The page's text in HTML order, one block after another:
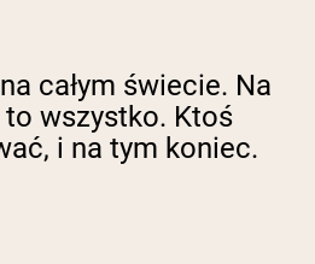
całym świecie. Na
to wszystko. Ktoś
i na tym koniec.